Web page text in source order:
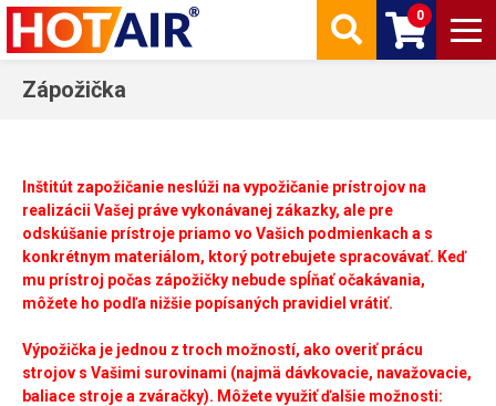
0
Zápožička
Inštitút zapožičanie neslúži na vypožičanie prístrojov na
realizácii Vašej práve vykonávanej zákazky, ale pre
odskúšanie prístroje priamo vo Vašich podmienkach a s
konkrétnym materiálom, ktorý potrebujete spracovávať. Keď
mu prístroj počas zápožičky nebude spĺňať očakávania,
môžete ho podľa nižšie popísaných pravidiel vrátiť.
Výpožička je jednou z troch možností, ako overiť prácu
strojov s Vašimi surovinami (najmä dávkovacie, navažovacie,
baliace stroje a zváračky). Môžete využiť ďalšie možnosti: